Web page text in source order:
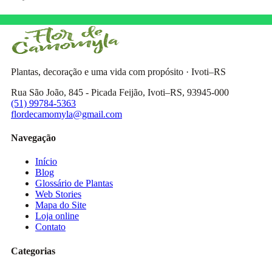
Plantas, decoração e uma vida com propósito · Ivoti–RS
Rua São João, 845 - Picada Feijão, Ivoti–RS, 93945-000
(51) 99784-5363
flordecamomyla@gmail.com
Navegação
Início
Blog
Glossário de Plantas
Web Stories
Mapa do Site
Loja online
Contato
Categorias